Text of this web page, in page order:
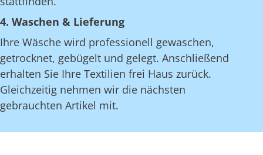
4. Waschen & Lieferung
Ihre Wäsche wird professionell gewaschen,
getrocknet, gebügelt und gelegt. Anschließend
erhalten Sie Ihre Textilien frei Haus zurück.
Gleichzeitig nehmen wir die nächsten
gebrauchten Artikel mit.